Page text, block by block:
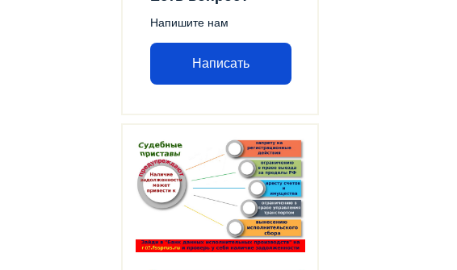
Напишите нам
Написать